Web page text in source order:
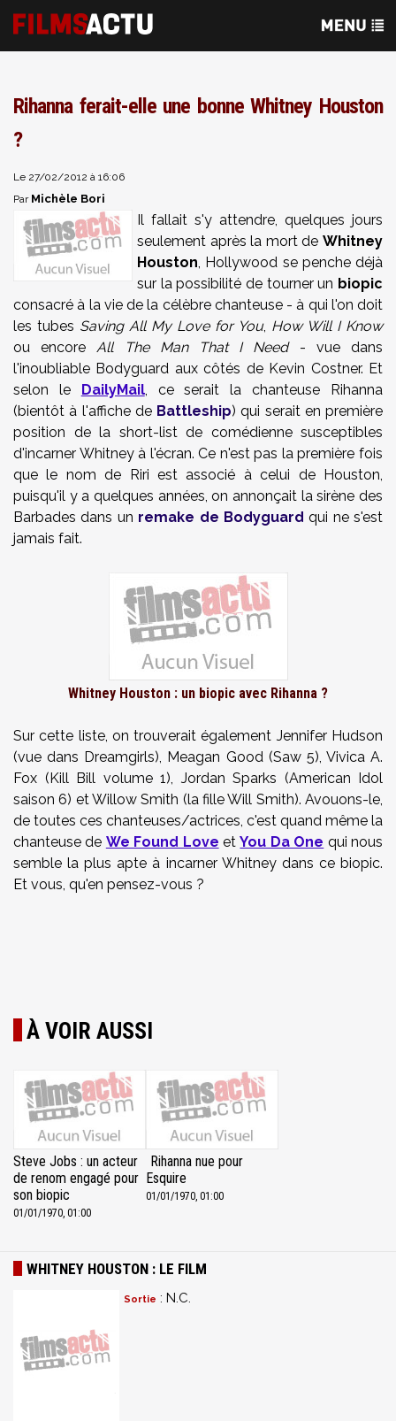
Rihanna ferait-elle une bonne Whitney Houston
?
Le 27/02/2012 à 16:06
Par Michèle Bori
Il fallait s'y attendre, quelques jours
seulement après la mort de Whitney
Houston, Hollywood se penche déjà
sur la possibilité de tourner un biopic
consacré à la vie de la célèbre chanteuse - à qui l'on doit
les tubes Saving All My Love for You, How Will I Know
ou encoreAll The Man That I Need- vue dans
l'inoubliable Bodyguard aux côtés de Kevin Costner. Et
selon le DailyMail, ce serait la chanteuse Rihanna
(bientôt à l'affiche de Battleship) qui serait en première
position de la short-list de comédienne susceptibles
d'incarner Whitney à l'écran. Ce n'est pas la première fois
que le nom de Riri est associé à celui de Houston,
puisqu'il y a quelques années, on annonçait la sirène des
Barbades dans un remake de Bodyguard qui ne s'est
jamais fait.
Whitney Houston : un biopic avec Rihanna ?
Sur cette liste, on trouverait également Jennifer Hudson
(vue dans Dreamgirls), Meagan Good (Saw 5), Vivica A.
Fox (Kill Bill volume 1), Jordan Sparks (American Idol
saison 6) et Willow Smith (la fille Will Smith). Avouons-le,
de toutes ces chanteuses/actrices, c'est quand même la
chanteuse de We Found Love etYou Da One qui nous
semble la plus apte à incarner Whitney dans ce biopic.
Et vous, qu'en pensez-vous ?
À VOIR AUSSI
Steve Jobs : un acteur
de renom engagé pour
son biopic
01/01/1970, 01:00
Rihanna nue pour
Esquire
01/01/1970, 01:00
WHITNEY HOUSTON : LE FILM
Sortie : N.C.